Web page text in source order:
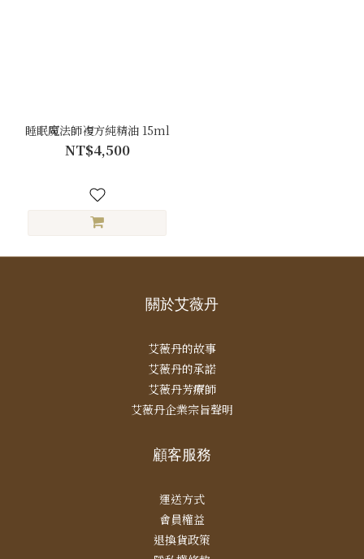
睡眠魔法師複方純精油 15ml
NT$4,500
關於艾薇丹
艾薇丹的故事
艾薇丹的承諾
艾薇丹芳療師
艾薇丹企業宗旨聲明
顧客服務
運送方式
會員權益
退換貨政策